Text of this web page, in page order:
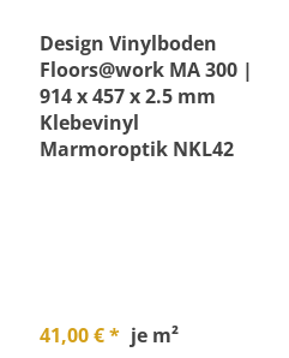
Design Vinylboden
Floors@work MA 300 |
914 x 457 x 2.5 mm
Klebevinyl
Marmoroptik NKL42
41,00 € * je m²